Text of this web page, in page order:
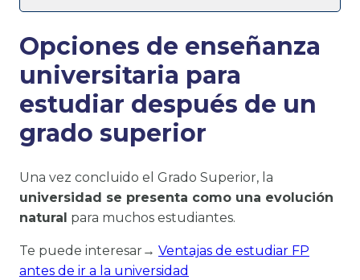
Opciones de enseñanza
universitaria para
estudiar después de un
grado superior
Una vez concluido el Grado Superior, la
universidad se presenta como una evolución
natural para muchos estudiantes.
Te puede interesar→ Ventajas de estudiar FP
antes de ir a la universidad